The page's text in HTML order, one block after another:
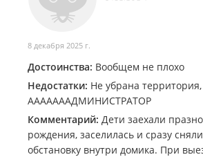
8 декабря 2025 г.
Достоинства: Вообщем не плохо
Недостатки: Не убрана
АААААААДМИНИСТРАТОР
Комментарий: Дети заехали
рождения, заселилась и сразу
обстановку внутри домика. При